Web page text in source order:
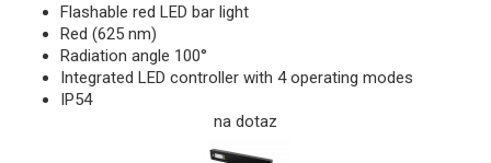
Flashable red LED bar light
Red (625 nm)
Radiation angle 100°
Integrated LED controller with 4 operating modes
IP54
na dotaz